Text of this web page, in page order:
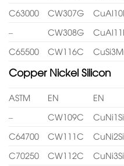
C63000
CW307G
–
CW308G
C65500
CW116C
Copper Nickel Silicon
ASTM EN EN
–
CW109C CuNi1Si
C64700
CW111C CuNi2Si
C70250
CW112C CuNi3Si